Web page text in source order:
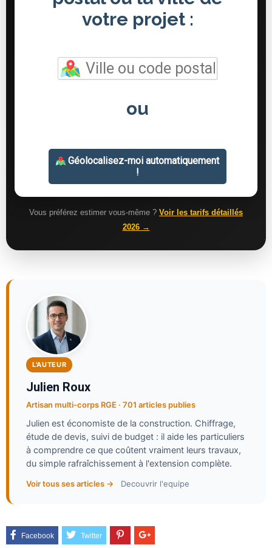
Vous préférez estimer vous-même ? Voir les tarifs détaillés
2026 →
L'AUTEUR
Julien Roux
Artisan multi-corps RGE · 701 articles publies
Julien est économiste de la construction. Chiffrage,
étude de devis, suivi de budget : il aide les particuliers
à comprendre ce que coûtent vraiment leurs travaux,
du simple rafraîchissement à l'extension complète.
Voir tous ses articles → Decouvrir l'equipe